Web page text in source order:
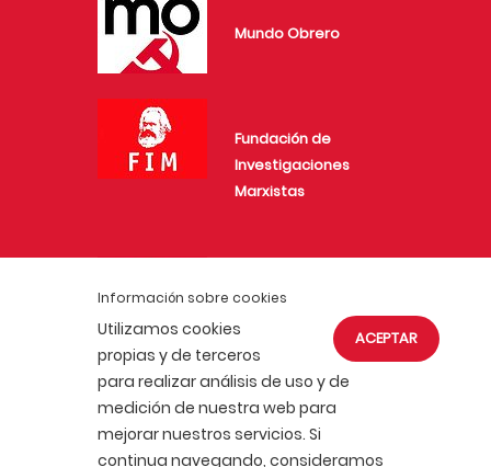
Información sobre cookies
ACEPTAR
Utilizamos cookies
propias y de terceros
para realizar análisis de uso y de
medición de nuestra web para
mejorar nuestros servicios. Si
continua navegando, consideramos
Mundo Obrero
Fundación de
Investigaciones
Marxistas
Juventud Comunista
ACTUALIDAD AFÍLIATE